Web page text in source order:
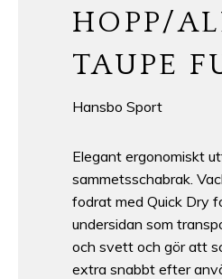
HOPP/
TAUPE
Hansbo Sport
Elegant ergonomiskt
sammetsschabrak.
fodrat med Quick Dry
undersidan som
och svett och gör att
extra snabbt efter